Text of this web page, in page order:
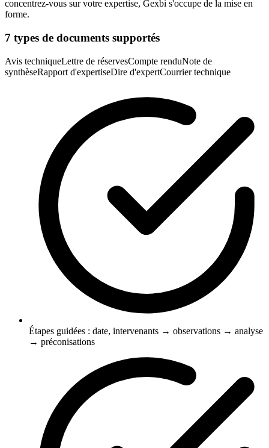
concentrez-vous sur votre expertise, Gexbi s'occupe de la mise en
forme.
7 types de documents supportés
Avis techniqueLettre de réservesCompte renduNote de
synthèseRapport d'expertiseDire d'expertCourrier technique
Étapes guidées : date, intervenants → observations → analyse
→ préconisations